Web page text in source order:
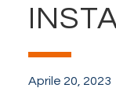
Aprile 20, 2023